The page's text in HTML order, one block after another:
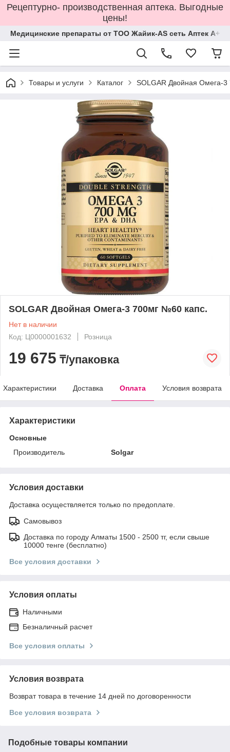
Рецептурно- производственная аптека. Выгодные
цены!
Медицинские препараты от ТОО Жайик-AS сеть Аптек А+
Товары и услуги Каталог SOLGAR Двойная Омега-
SOLGAR Двойная Омега-3 700мг №60 капс.
Нет в наличии
Код: Ц0000001632
Розница
19 675 ₸/упаковка
Характеристики Доставка Оплата Условия возврата
Характеристики
Основные
Производитель
Solgar
Условия доставки
Доставка осуществляется только по предоплате.
Самовывоз
Доставка по городу Алматы 1500 - 2500 тг, если свыше
10000 тенге (бесплатно)
Все условия доставки
Условия оплаты
Наличными
Безналичный расчет
Все условия оплаты
Условия возврата
Возврат товара в течение 14 дней по договоренности
Все условия возврата
Подобные товары компании